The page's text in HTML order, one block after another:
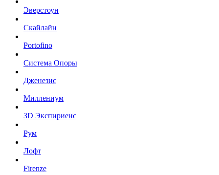
Эверстоун
Скайлайн
Portofino
Система Опоры
Дженезис
Миллениум
3D Экспириенс
Рум
Лофт
Firenze